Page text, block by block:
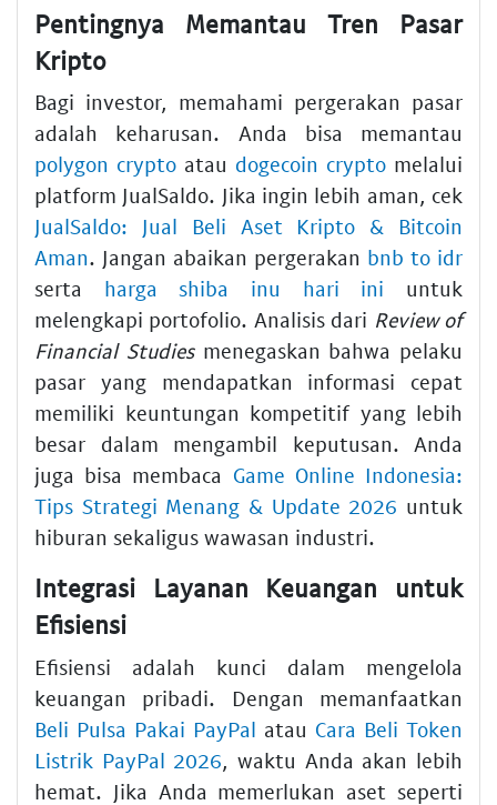
Pentingnya Memantau Tren Pasar
Kripto
Bagi investor, memahami pergerakan pasar
adalah keharusan. Anda bisa memantau
polygon crypto atau dogecoin crypto melalui
platform JualSaldo. Jika ingin lebih aman, cek
JualSaldo: Jual Beli Aset Kripto & Bitcoin
Aman. Jangan abaikan pergerakan bnb to idr
serta harga shiba inu hari ini untuk
melengkapi portofolio. Analisis dari Review of
Financial Studiesmenegaskan bahwa pelaku
pasar yang mendapatkan informasi cepat
memiliki keuntungan kompetitif yang lebih
besar dalam mengambil keputusan. Anda
juga bisa membaca Game Online Indonesia:
Tips Strategi Menang & Update 2026 untuk
hiburan sekaligus wawasan industri.
Integrasi Layanan Keuangan untuk
Efisiensi
Efisiensi adalah kunci dalam mengelola
keuangan pribadi. Dengan memanfaatkan
Beli Pulsa Pakai PayPal atau Cara Beli Token
Listrik PayPal 2026 , waktu Anda akan lebih
hemat. Jika Anda memerlukan aset seperti